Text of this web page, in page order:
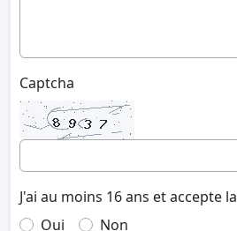
Captcha
J'ai au moins 16 ans et accepte la
Oui
Non